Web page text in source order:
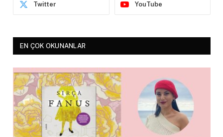
Twitter YouTube
EN ÇOK OKUNANLAR